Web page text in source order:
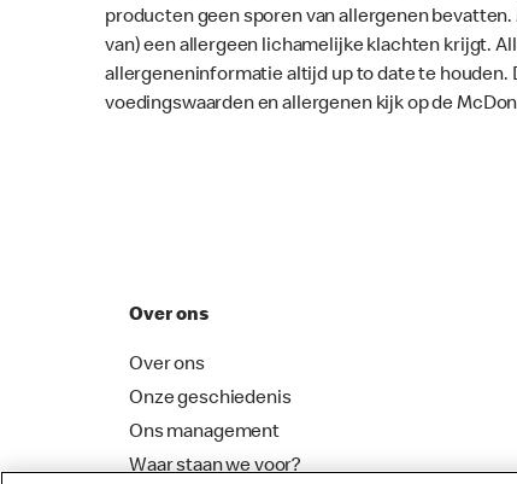
producten geen sporen van allergenen
van) een allergeen lichamelijke klachten krijgt.
allergeneninformatie altijd up to date te
voedingswaarden en allergenen kijk op de
Over ons
Over ons
Onze geschiedenis
Ons management
Waar staan we voor?